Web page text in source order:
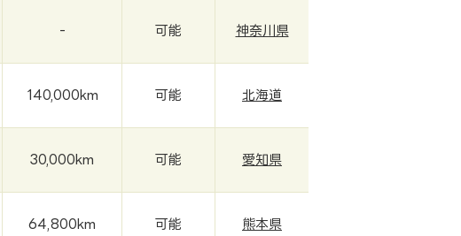
- 可能 神奈川県
140,000km 可能 北海道
30,000km 可能 愛知県
64,800km 可能 熊本県